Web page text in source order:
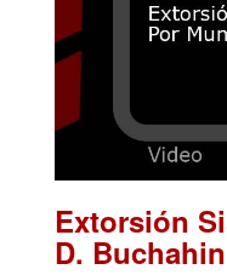
Extorsión
D. Buchahin